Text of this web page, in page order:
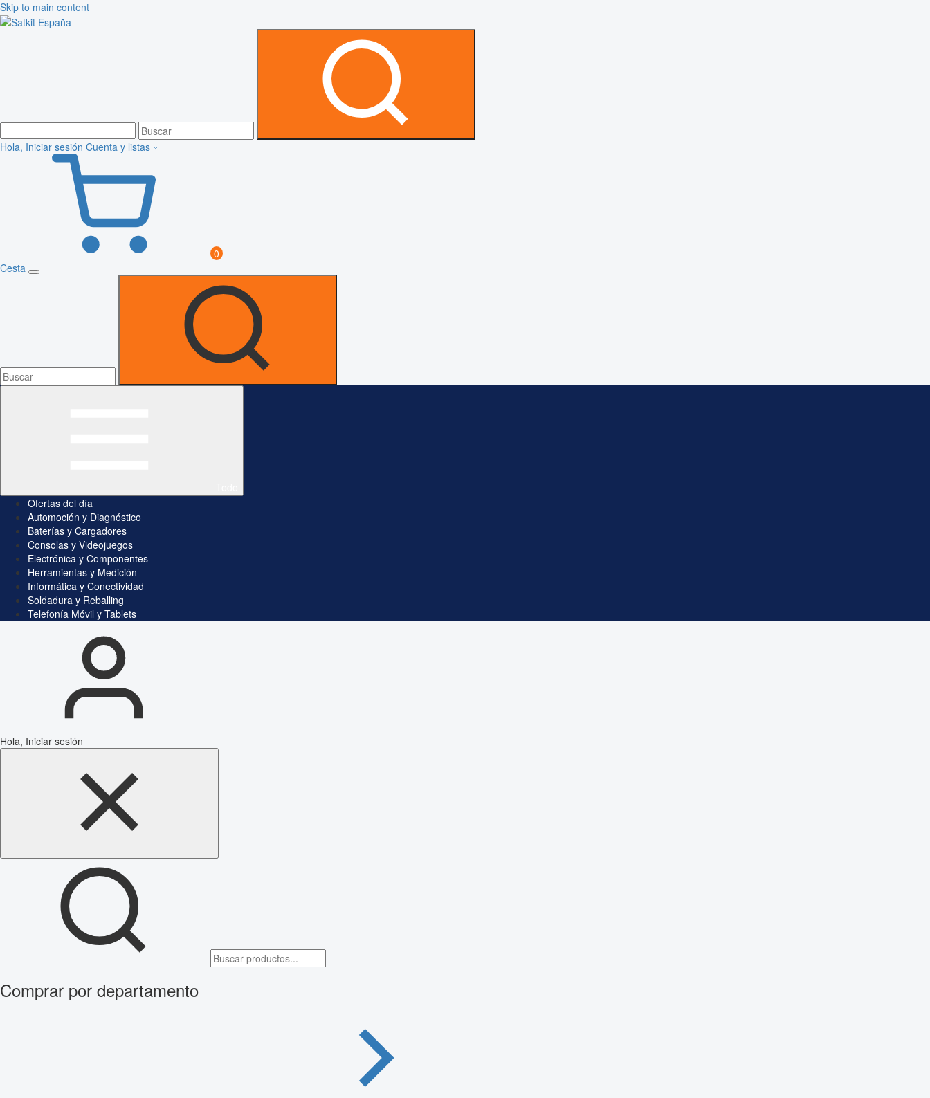
Skip to main content
Hola, Iniciar sesión Cuenta y listas
0
Cesta
Ofertas del día
Automoción y Diagnóstico
Baterías y Cargadores
Consolas y Videojuegos
Electrónica y Componentes
Herramientas y Medición
Informática y Conectividad
Soldadura y Reballing
Telefonía Móvil y Tablets
Hola, Iniciar sesión
Comprar por departamento